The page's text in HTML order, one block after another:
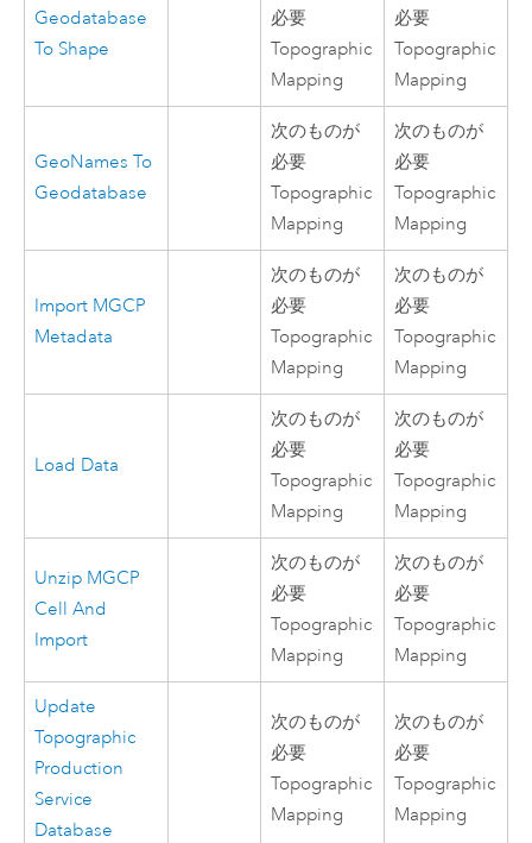
Geodatabase
To Shape
必要
Topographic
Mapping
必要
Topographic
Mapping
GeoNames To
Geodatabase
次のものが
必要
Topographic
Mapping
次のものが
必要
Topographic
Mapping
Import MGCP
Metadata
次のものが
必要
Topographic
Mapping
次のものが
必要
Topographic
Mapping
Load Data
次のものが
必要
Topographic
Mapping
次のものが
必要
Topographic
Mapping
Unzip MGCP
Cell And
Import
次のものが
必要
Topographic
Mapping
次のものが
必要
Topographic
Mapping
Update
Topographic
Production
Service
Database
次のものが
必要
Topographic
Mapping
次のものが
必要
Topographic
Mapping